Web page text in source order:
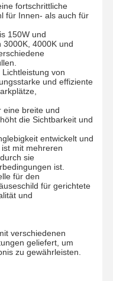
Uns
Werksbesicht
Igung
fortschrittliche
für Innen- als auch für
150W und
4000K und
von
und effiziente
eine breite und
die Sichtbarkeit und
entwickelt und
mit mehreren
sie
ist.
für den
für gerichtete
und
verschiedenen
geliefert, um
zu gewährleisten.